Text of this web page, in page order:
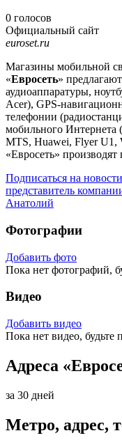
0 голосов
Официальный сайт
euroset.ru
Магазины мобильной
«Евросеть»
аудиоаппаратуры,
Acer), GPS-
телефонии
мобильного
MTS, Huawei, Flyer
«Евросеть»
Подписаться на новости
представитель
Анатолий
Фотографии
Добавить фото
Пока нет фотографий,
Видео
Добавить видео
Пока нет видео, будьте
Адреса
за 30 дней
Метро, адрес,